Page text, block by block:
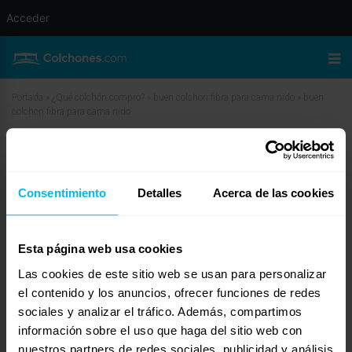
Consentimiento Detalles Acerca de las cookies
Esta página web usa cookies
Las cookies de este sitio web se usan para personalizar
el contenido y los anuncios, ofrecer funciones de redes
sociales y analizar el tráfico. Además, compartimos
información sobre el uso que haga del sitio web con
nuestros partners de redes sociales, publicidad y análisis
buen colchon fibra para cama nido
abril 27, 2010 a las 1:34 pm
#11961
Hola, suponque que te referiras a un colchon de Eliocel o HR, en ese caso y
con 16 cm de espesor no habria gran problema. normalmente suelen medir
mas de eso la mayoria de colchones ORTOPEDICOS de HR pero no es
problema el fabricarlos en 16 cm, yo te recomendaria este:
http://www.tiendaszulima.com/Especiales/COLCHON_ADAPTA_STAR_A
Acceder